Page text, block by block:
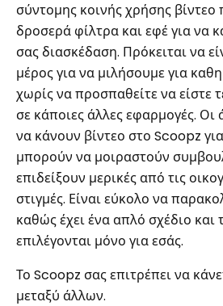
σύντομης κοινής χρήσης βίντεο
δροσερά φίλτρα και εφέ για να
σας διασκέδαση. Πρόκειται να
μέρος για να μιλήσουμε για
χωρίς να προσπαθείτε να είστε
σε κάποιες άλλες εφαρμογές.
να κάνουν βίντεο στο Scoopz
μπορούν να μοιραστούν
επιδείξουν μερικές από τις
στιγμές. Είναι εύκολο να
καθώς έχει ένα απλό σχέδιο και
επιλέγονται μόνο για εσάς.
Το Scoopz σας επιτρέπει να
μεταξύ άλλων.